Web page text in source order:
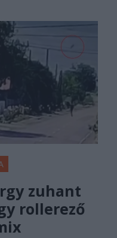
zuhant
rollerező